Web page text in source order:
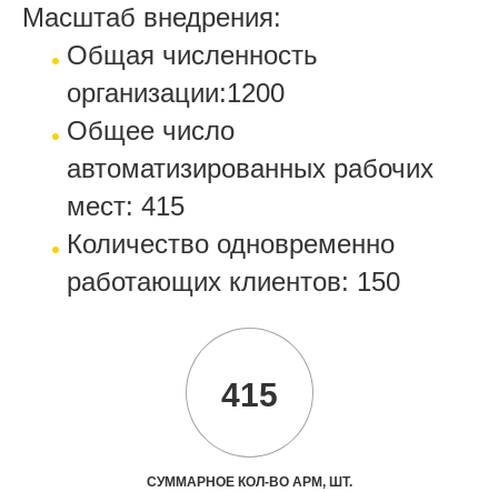
Масштаб внедрения:
Общая численность
организации:1200
Общее число
автоматизированных рабочих
мест: 415
Количество одновременно
работающих клиентов: 150
415
СУММАРНОЕ КОЛ-ВО АРМ, ШТ.